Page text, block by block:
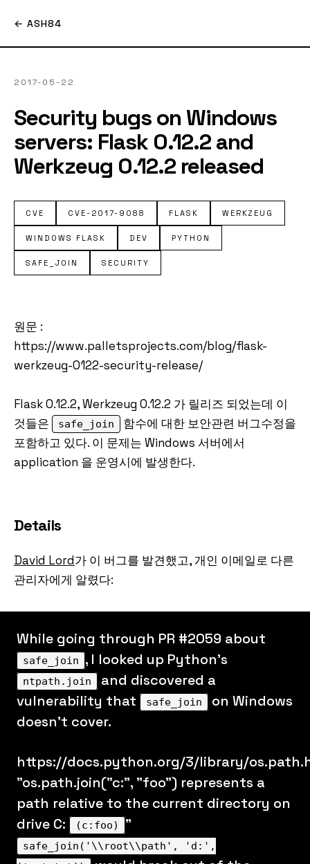
← ASH84
2017-05-22
Security bugs on Windows
servers: Flask 0.12.2 and
Werkzeug 0.12.2 released
CVE CVE-2017-9088 FLASK WERKZEUG
WINDOWS FLASK DEV PYTHON
SAFE_JOIN SECURITY
원문 :
https://www.palletsprojects.com/blog/flask-
werkzeug-0122-security-release/
Flask 0.12.2, Werkzeug 0.12.2 가 릴리즈 되었는데 이
것들은
safe_join
함수에 대한 보안관련 버그수정을
포함하고 있다. 이 문제는 Windows 서버에서
application 을 운영시에 발생한다.
Details
David Lord가 이 버그를 발견했고, 개인 이메일로 다른
관리자에게 알렸다:
While going through PR #2059 about
safe_join , I looked up Python's
ntpath.join
and discovered a
vulnerability that
safe_join
on Windows
doesn't cover.
https://docs.python.org/3/library/
"os.path.join("c:", "foo") represents a
path relative to the current directory on
drive C:
(c:foo) "
safe_join('\\root\\path', 'd:',